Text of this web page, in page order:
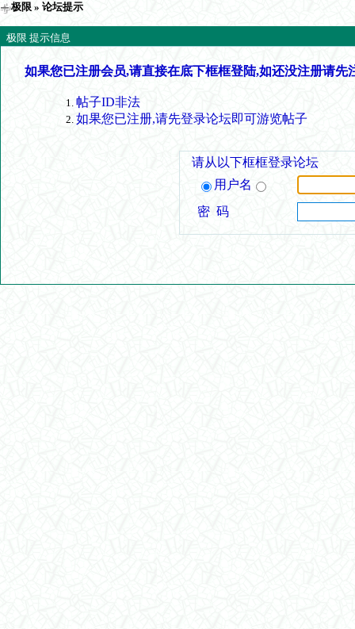
极限 » 论坛提示
极限 提示信息
如果您已注册会员,请直接在底下框框登陆,如还没注册请先
帖子ID非法
如果您已注册,请先登录论坛即可游览帖子
请从以下框框登录论坛
用户名
密 码